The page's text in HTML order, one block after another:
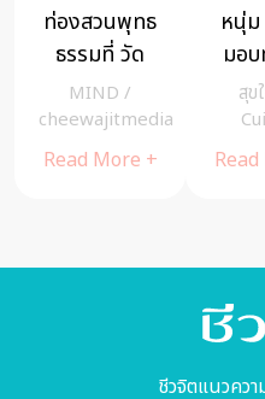
ห้เป็น
พระ
ชาญ+
อมารตยา
กุมาร เซน ผู้
บุกเบิกทฤษฎี
พัฒนาคนให้มี
ความสุข
cheewajitmedia
Read More +
ชีวจิตแนวคว